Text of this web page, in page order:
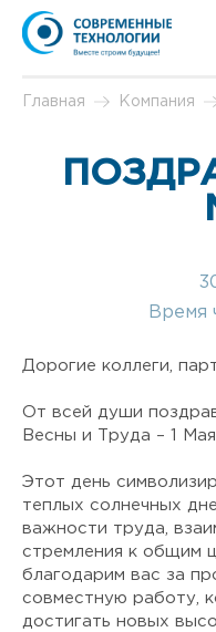
Главная Компания
Время
Дорогие коллеги,
От всей души
Весны и Труда – 1
Этот день
теплых солнечных
важности труда,
стремления к общим
благодарим вас за
совместную работу,
достигать новых